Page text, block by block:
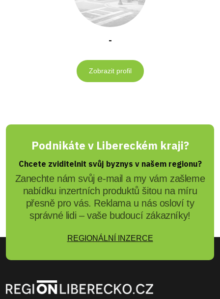
-
Zobrazit profil
Podnikáte v Libereckém kraji?
Chcete zviditelnit svůj byznys v našem regionu?
Zanechte nám svůj e-mail a my vám zašleme
nabídku inzertních produktů šitou na míru
přesně pro vás. Reklama u nás osloví ty
správné lidi – vaše budoucí zákazníky!
REGIONÁLNÍ INZERCE